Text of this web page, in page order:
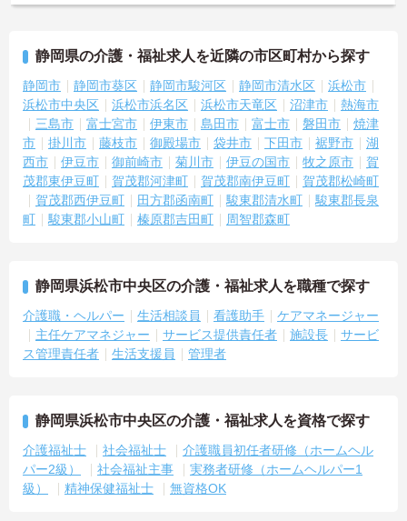
★おすすめPOINT★
実施し、ｅラーニングを用いた学習の機会も提供されます
・施設内には看護師が24時間常駐しており、急変時の対応や専門的
な医療処置は看護師が担当するため負担が減ります
・介護スタッフと看護スタッフの比率が1対1で相談しやすく、初任
者研修や実務者研修からでも着実に専門性を高められます
＜残業月7時間以下で身体の負担を軽減！＞
・常勤で働くスタッフの比率が90パーセント以上と高く、急なシフ
ト変更や無理な長時間勤務が発生しにくい人員体制です
・訪問スケジュールに沿って施設内でのケアを行うため、月平均の
残業時間は5時間から7時間程度とかなり少なめに抑えられます
・介護福祉士や初任者研修などの資格や実務経験、夜勤回数がしっ
・年次を問わずリーダーや主任などのマネジメント職へ昇格する事
例も多数あり、腰を据えて長期的なキャリア形成が可能です
静岡県の介護・福祉求人を近隣の市区町村から探す
静岡市 静岡市葵区 静岡市駿河区 静岡市清水区
浜松市
浜松市中央区
浜松市浜名区 浜松市天竜区 沼津市
熱海市
三島市
富士宮市 伊東市 島田市 富士市 磐田市
焼津
市
掛川市 藤枝市 御殿場市 袋井市 下田市 裾野市
湖
西市
伊豆市 御前崎市 菊川市 伊豆の国市 牧之原市
賀
茂郡東伊豆町
賀茂郡河津町 賀茂郡南伊豆町
賀茂郡松崎町
賀茂郡西伊豆町
田方郡函南町 駿東郡清水町
駿東郡長泉
町
駿東郡小山町 榛原郡吉田町 周智郡森町
静岡県浜松市中央区の介護・福祉求人を職種で探す
介護職・ヘルパー 生活相談員 看護助手
ケアマネージャー
主任ケアマネジャー
サービス提供責任者 施設長
サービ
ス管理責任者
生活支援員 管理者
静岡県浜松市中央区の介護・福祉求人を資格で探す
介護福祉士 社会福祉士
介護職員初任者研修（ホームヘル
パー2級）
社会福祉主事
実務者研修（ホームヘルパー1
級）
精神保健福祉士 無資格OK